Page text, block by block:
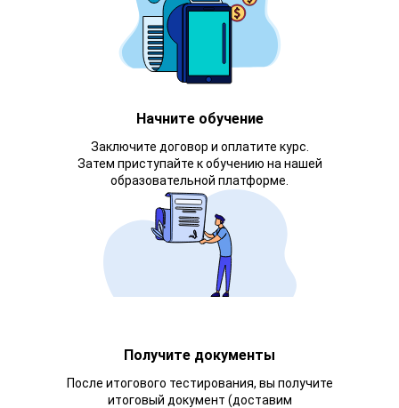
Начните обучение
Заключите договор и оплатите курс.
Затем приступайте к обучению на нашей
образовательной платформе.
Получите документы
После итогового тестирования, вы получите
итоговый документ (доставим